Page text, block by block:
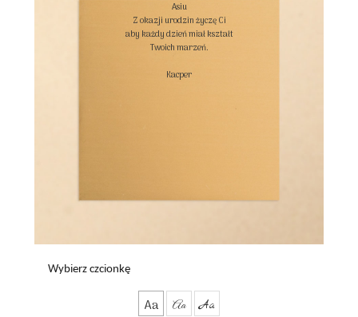
Asiu
Z okazji urodzin życzę Ci
aby każdy dzień miał kształt
Twoich marzeń.
Kacper
Wybierz czcionkę
Aa Aa Aa